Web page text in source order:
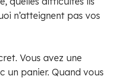
n’atteignent pas vos
Vous avez une
un panier. Quand vous